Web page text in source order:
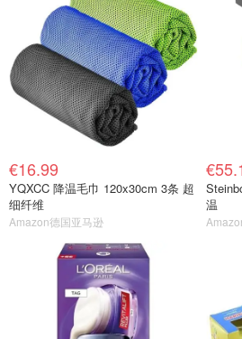
€16.99
YQXCC 降温毛巾 120x30cm 3条 超
细纤维
Amazon德国亚马逊
温